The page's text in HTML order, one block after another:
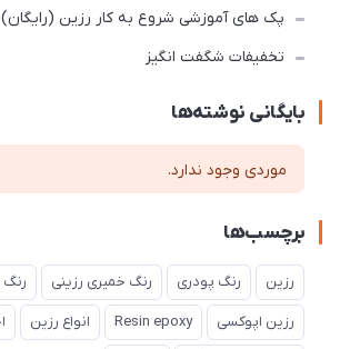
پک های آموزشی شروع به کار رزین (رایگان)
تخفیفات شگفت انگیز
بایگانی نوشته‌ها
موردی وجود ندارد.
برچسب‌ها
رزین رنگ پودری رنگ خمیری رزینی
رزین اپوکسی Resin epoxy انواع رزین